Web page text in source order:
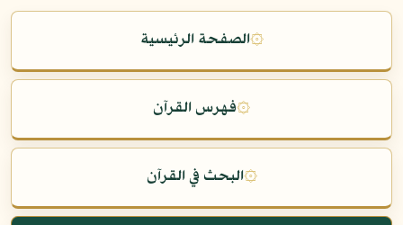
۞الصفحة الرئيسية
۞فهرس القرآن
۞البحث في القرآن